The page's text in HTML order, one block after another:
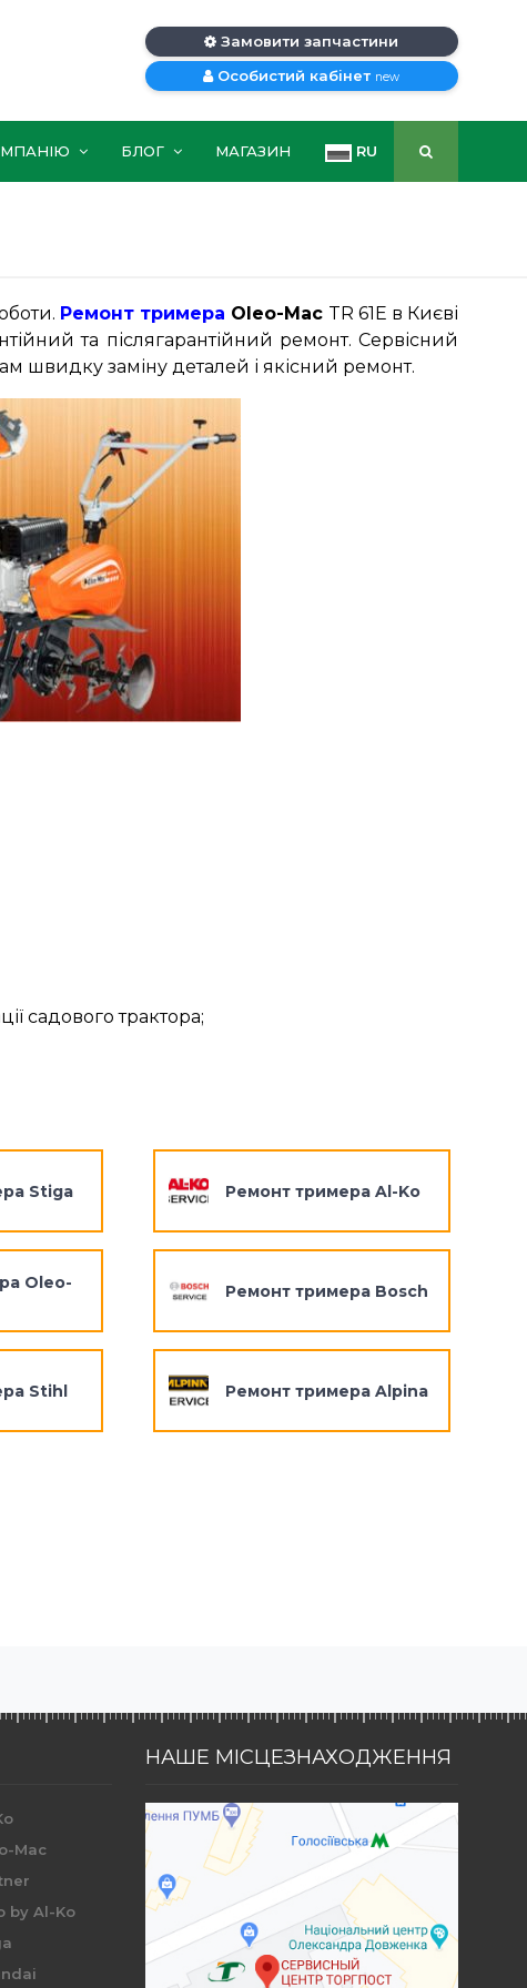
Замовити запчастини
Особистий кабінет new
БЛОГ МАГАЗИН RU
Ремонт тримера Oleo-Mac TR 61E в Києві
та післягарантійний ремонт. Сервісний
швидку заміну деталей і якісний ремонт.
садового трактора;
Stiga
Oleo-
Stihl
Ремонт тримера Al-Ko
Ремонт тримера Bosch
Ремонт тримера Alpina
Mac
by Al-Ko
НАШЕ МІСЦЕЗНАХОДЖЕННЯ